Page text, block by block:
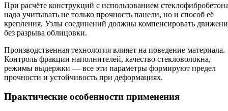
При расчёте конструкций с использованием
надо учитывать не только прочность панели, но и способ её
крепления. Узлы соединений должны компенсировать
без разрыва облицовки.
Производственная технология влияет на поведение материала.
Контроль фракции наполнителей, качество стекловолокна,
режимы выдержки — все эти параметры формируют предел
прочности и устойчивость при деформациях.
Практические особенности применения